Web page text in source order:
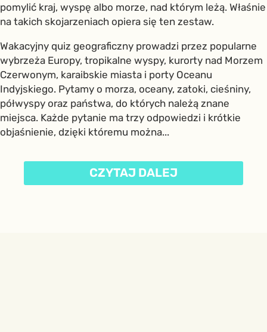
pomylić kraj, wyspę albo morze, nad którym leżą. Właśnie
na takich skojarzeniach opiera się ten zestaw.
Wakacyjny quiz geograficzny prowadzi przez popularne
wybrzeża Europy, tropikalne wyspy, kurorty nad Morzem
Czerwonym, karaibskie miasta i porty Oceanu
Indyjskiego. Pytamy o morza, oceany, zatoki, cieśniny,
półwyspy oraz państwa, do których należą znane
miejsca. Każde pytanie ma trzy odpowiedzi i krótkie
objaśnienie, dzięki któremu można...
CZYTAJ DALEJ